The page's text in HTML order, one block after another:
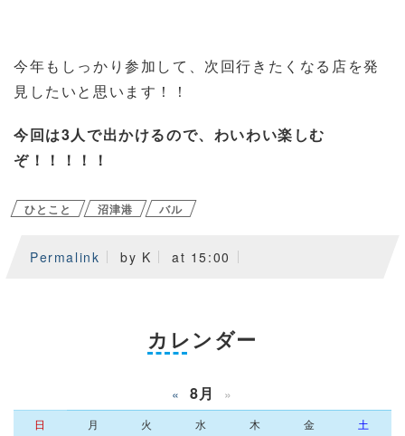
今年もしっかり参加して、次回行きたくなる店を発
見したいと思います！！
今回は3人で出かけるので、わいわい楽しむ
ぞ！！！！！
ひとこと 沼津港 バル
Permalink by K at 15:00
カレンダー
« 8月 »
日 月 火 水 木 金
土